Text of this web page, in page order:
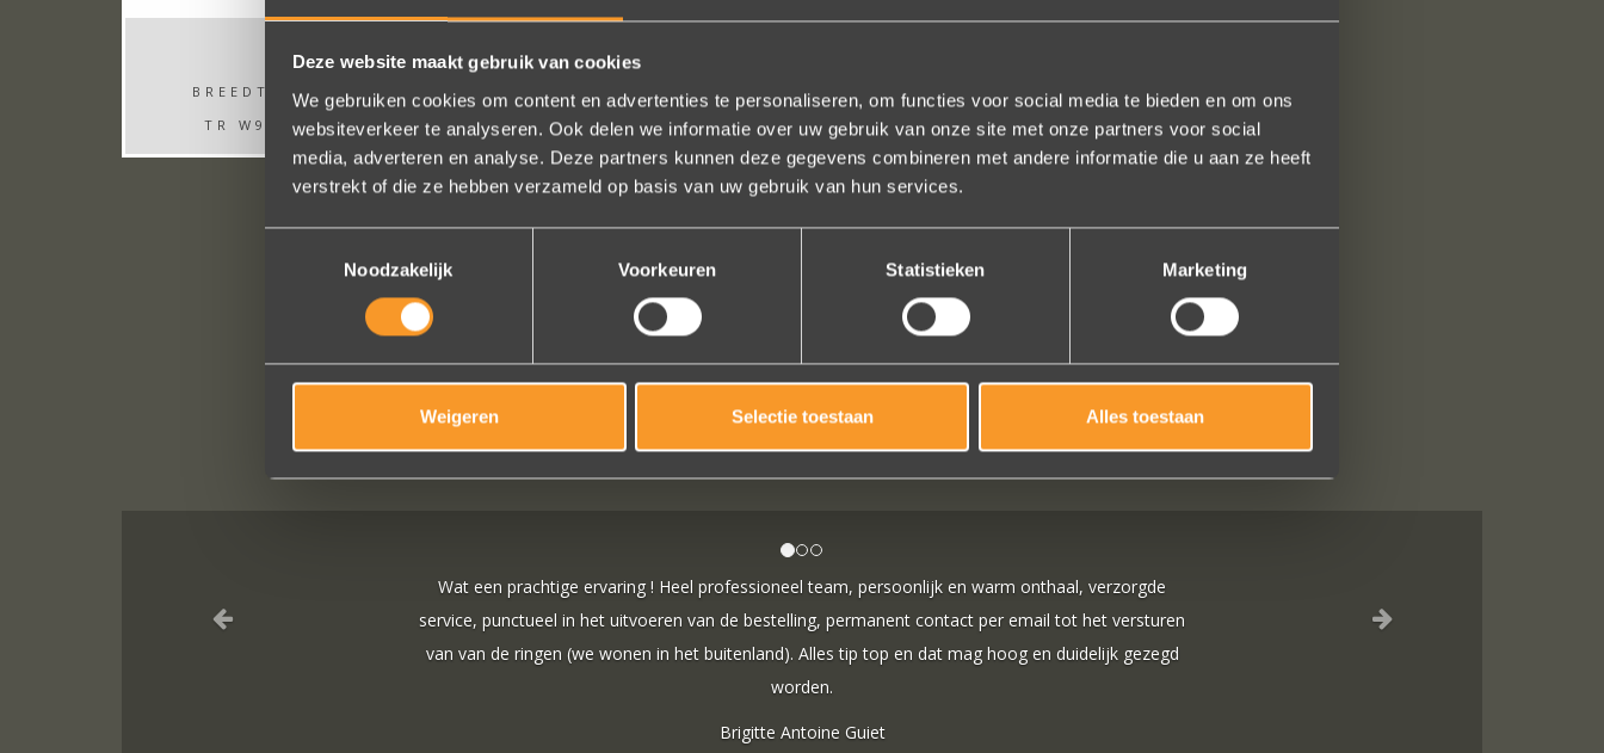
Deze website maakt gebruik van cookies
We gebruiken cookies om content en advertenties te personaliseren, om functies voor social media te bieden en om ons
websiteverkeer te analyseren. Ook delen we informatie over uw gebruik van onze site met onze partners voor social
media, adverteren en analyse. Deze partners kunnen deze gegevens combineren met andere informatie die u aan ze heeft
verstrekt of die ze hebben verzameld op basis van uw gebruik van hun services.
Noodzakelijk
Voorkeuren Statistieken Marketing
Weigeren Selectie toestaan Alles toestaan
BREEDTE: 5-6MM
TR W977 SMAL
BREEDTE: 5-6,5MM
TR W911
BREEDTE: 7-8MM
TR W1214
VOLG ONS OP SOCIALE MEDIA
Heel professioneel team, persoonlijk en warm onthaal, verzorgde
van de bestelling, permanent contact per email tot het versturen
in het buitenland). Alles tip top en dat mag hoog en duidelijk gezegd
Sieraden online besteld: de ring is subliem! Zoals altijd! Het maakt
Ik dank het hele team hartelijk voor dit prachtige juweeltje, en ook